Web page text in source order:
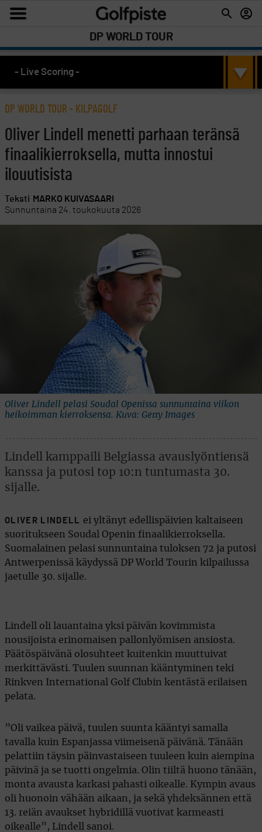
DP WORLD TOUR
- Live Scoring -
DP WORLD TOUR - KILPAGOLF
Oliver Lindell menetti parhaan teränsä
finaalikierroksella, mutta innostui
ilouutisista
Teksti MARKO KUIVASAARI
Sunnuntaina 24. toukokuuta 2026
Oliver Lindell pelasi Soudal Openissa sunnuntaina viikon
heikoimman kierroksensa. Kuva: Getty Images
Lindell kamppaili Belgiassa avauslyöntiensä
kanssa ja putosi top 10:n tuntumasta 30.
sijalle.
OLIVER LINDELL ei yltänyt edellispäivien kaltaiseen
suoritukseen Soudal Openin finaalikierroksella.
Suomalainen pelasi sunnuntaina tuloksen 72 ja putosi
Antwerpenissä käydyssä DP World Tourin kilpailussa
jaetulle 30. sijalle.
Lindell oli lauantaina yksi päivän kovimmista
nousijoista erinomaisen pallonlyömisen ansiosta.
Päätöspäivänä olosuhteet kuitenkin muuttuivat
merkittävästi. Tuulen suunnan kääntyminen teki
Rinkven International Golf Clubin kentästä erilaisen
pelata.
”Oli vaikea päivä, tuulen suunta kääntyi samalla
tavalla kuin Espanjassa viimeisenä päivänä. Tänään
pelattiin täysin päinvastaiseen tuuleen kuin aiempina
päivinä ja se tuotti ongelmia. Olin tiiltä huono tänään,
monta avausta karkasi pahasti oikealle. Kympin avaus
oli huonoin vähään aikaan, ja sekä yhdeksännen että
13. reiän avaukset hybridillä vuotivat karmeasti
oikealle”, Lindell sanoi.